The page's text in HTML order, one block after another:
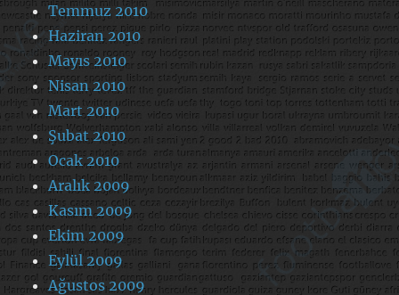
Temmuz 2010
Haziran 2010
Mayıs 2010
Nisan 2010
Mart 2010
Şubat 2010
Ocak 2010
Aralık 2009
Kasım 2009
Ekim 2009
Eylül 2009
Ağustos 2009